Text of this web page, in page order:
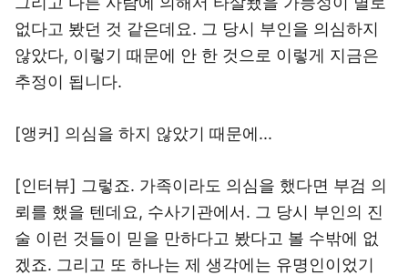
없다고 봤던 것 같은데요. 그 당시 부인을 의심하지
않았다, 이렇기 때문에 안 한 것으로 이렇게 지금은
추정이 됩니다.
[앵커] 의심을 하지 않았기 때문에...
[인터뷰] 그렇죠. 가족이라도 의심을 했다면 부검 의
뢰를 했을 텐데요, 수사기관에서. 그 당시 부인의 진
술 이런 것들이 믿을 만하다고 봤다고 볼 수밖에 없
겠죠. 그리고 또 하나는 제 생각에는 유명인이었기